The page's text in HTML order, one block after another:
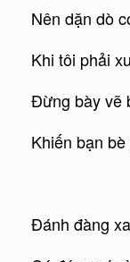
Nên dặn dò
Khi tôi phải
Đừng bày vẽ
Khiến bạn
Đánh đàng